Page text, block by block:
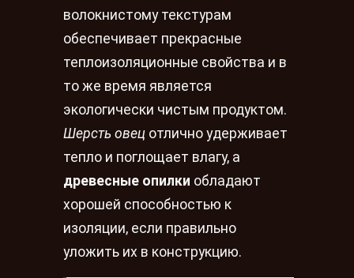
волокнистому текстурам
обеспечивает прекрасные
теплоизоляционные свойства и в
то же время является
экологически чистым продуктом.
Шерсть овец отлично удерживает
тепло и поглощает влагу, а
древесные опилки обладают
хорошей способностью к
изоляции, если правильно
уложить их в конструкцию.